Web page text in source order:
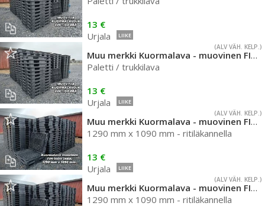
13 €
Urjala
LIIKE
(ALV VÄH. KELP.)
Muu merkki Kuormalava - muovinen FIN-koko
Paletti / trukkilava
13 €
Urjala
LIIKE
(ALV VÄH. KELP.)
Muu merkki Kuormalava - muovinen FIN-koko
1290 mm x 1090 mm - ritiläkannella
13 €
Urjala
LIIKE
(ALV VÄH. KELP.)
Muu merkki Kuormalava - muovinen FIN-koko
1290 mm x 1090 mm - ritiläkannella